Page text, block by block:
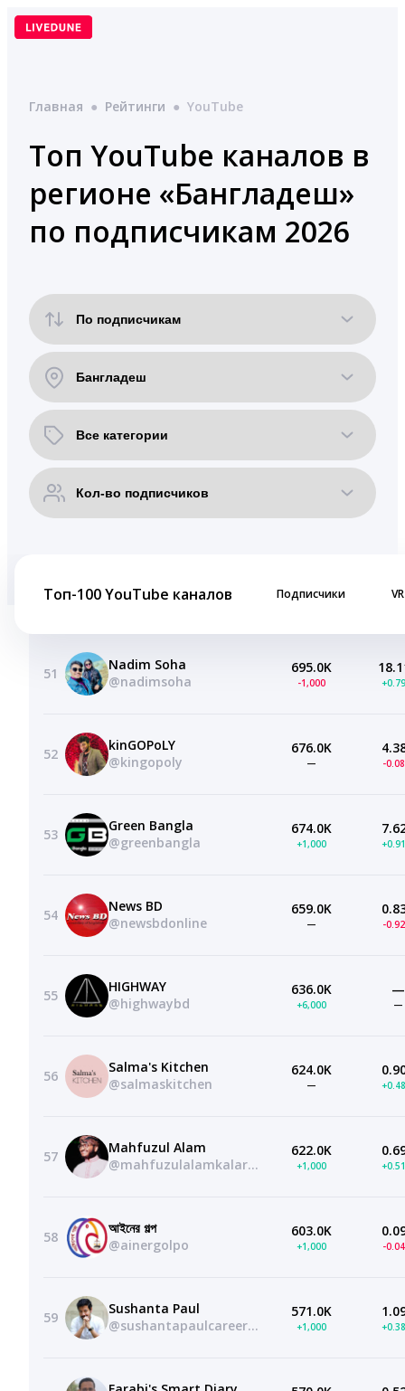
Перейти
Главная ● Рейтинги ● YouTube
Топ YouTube каналов в
регионе «Бангладеш»
по подписчикам 2026
Топ-100 YouTube каналов Подписчики VR
51
Nadim Soha
@nadimsoha
695.0K
-1,000
52
kinGOPoLY
@kingopoly
676.0K
— -
53
Green Bangla
@greenbangla
674.0K
+1,000
54
News BD
@newsbdonline
659.0K
— -
55
HIGHWAY
@highwaybd
636.0K
+6,000
—
—
56
Salma's Kitchen
@salmaskitchen
624.0K
—
57
Mahfuzul Alam
@mahfuzulalamkalarab
622.0K
+1,000
58
আইনের গল্প
@ainergolpo
603.0K
+1,000 -
59
Sushanta Paul
@sushantapaulcareeradda
571.0K
+1,000